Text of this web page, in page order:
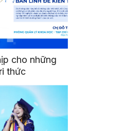
cho những
thức